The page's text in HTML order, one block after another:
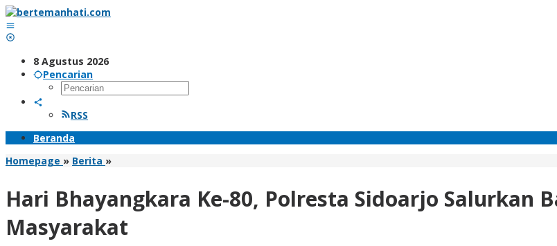
Lewati
ke
konten
8 Agustus 2026
Pencarian
RSS
Beranda
Homepage » Berita »Hari
80,
Polresta
Sidoarjo
Salurkan
Hari Bhayangkara Ke-80, Polresta Sidoarjo Salurkan
Masyarakat